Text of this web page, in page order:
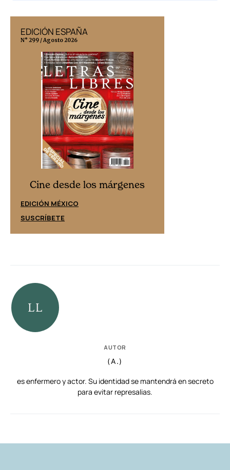
EDICIÓN ESPAÑA
N° 299 / Agosto 2026
Cine desde los márgenes
EDICIÓN MÉXICO
SUSCRÍBETE
AUTOR
(A.)
es enfermero y actor. Su identidad se mantendrá en secreto
para evitar represalias.